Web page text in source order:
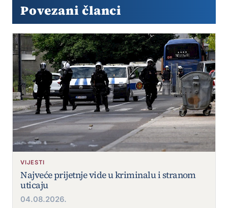
Povezani članci
VIJESTI
Najveće prijetnje vide u kriminalu i stranom
uticaju
04.08.2026.